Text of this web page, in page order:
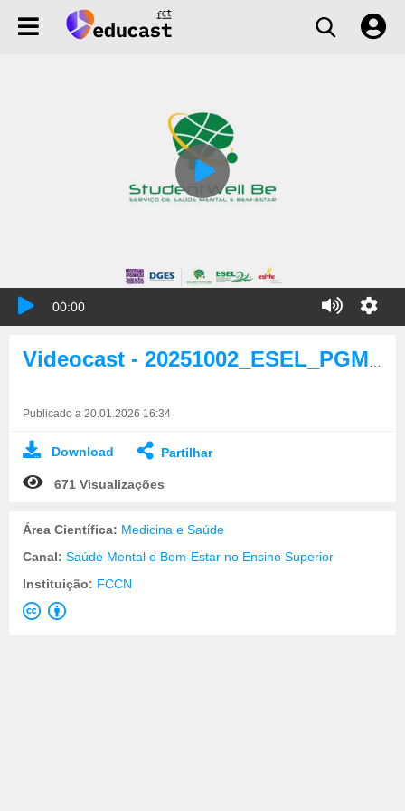
00:00
Publicado a 20.01.2026 16:34
Download Partilhar
671 Visualizações
Área Científica: Medicina e Saúde
Canal: Saúde Mental e Bem-Estar no Ensino Superior
Instituição: FCCN